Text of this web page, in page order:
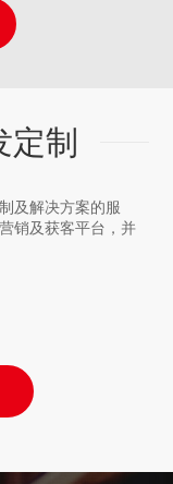
制
及解决方案的服
销及获客平台，并